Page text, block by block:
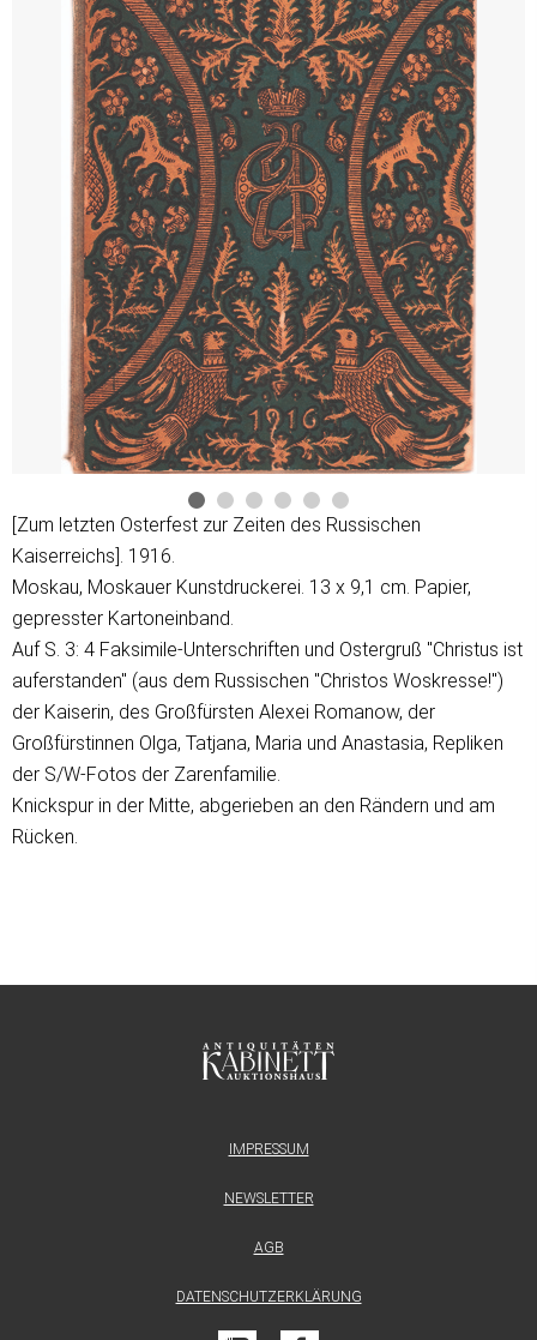
[Zum letzten Osterfest zur Zeiten des Russischen
Kaiserreichs]. 1916.
Moskau, Moskauer Kunstdruckerei. 13 x 9,1 cm. Papier,
gepresster Kartoneinband.
Auf S. 3: 4 Faksimile-Unterschriften und Ostergruß "Christus ist
auferstanden" (aus dem Russischen "Christos Woskresse!")
der Kaiserin, des Großfürsten Alexei Romanow, der
Großfürstinnen Olga, Tatjana, Maria und Anastasia, Repliken
der S/W-Fotos der Zarenfamilie.
Knickspur in der Mitte, abgerieben an den Rändern und am
Rücken.
IMPRESSUM
NEWSLETTER
AGB
DATENSCHUTZERKLÄRUNG